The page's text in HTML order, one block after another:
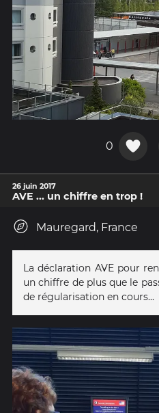
0
26 juin 2017
AVE ... un chiffre en trop !
Mauregard, France
La déclaration AVE pour
un chiffre de plus que le
de régularisation en cours...